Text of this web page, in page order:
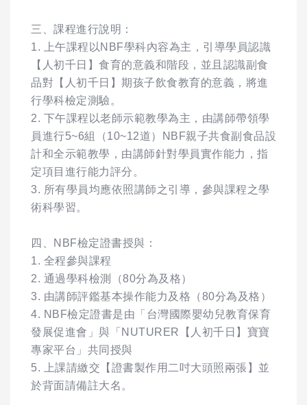
三、課程進行說明：
1. 上午課程以NBF學科內容為主，引導學員認識
【人初千日】食育的意義和階段，並且認識副食
品對【人初千日】期孩子飲食教育的意義，將進
行學科檢定測驗。
2. 下午課程以老師示範教學為主，由講師帶領學
員進行5~6組（10~12道）NBF親子共食副食品設
計和全示範教學，由講師針對學員實作能力，指
定項目進行能力評分。
3. 所有學員均應依照講師之引導，參與課程之學
術科學習。
四、NBF檢定證書授與：
1. 全程參與課程
2. 通過學科檢測（80分為及格）
3. 由講師評鑑基本操作能力及格（80分為及格）
4. NBF檢定證書是由「台灣國際嬰幼兒教育保育
發展促進會」與「NUTURER【人初千日】寶寶
專家平台」共同授與
5. 上課請繳交【證書製作用二吋大頭照兩張】並
於背面請備註大名。